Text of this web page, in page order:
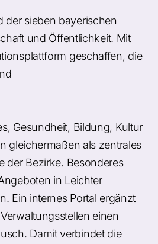
der sieben bayerischen
und Öffentlichkeit. Mit
geschaffen, die
Gesundheit, Bildung, Kultur
gleichermaßen als zentrales
der Bezirke. Besonderes
in Leichter
Ein internes Portal ergänzt
einen
Damit verbindet die